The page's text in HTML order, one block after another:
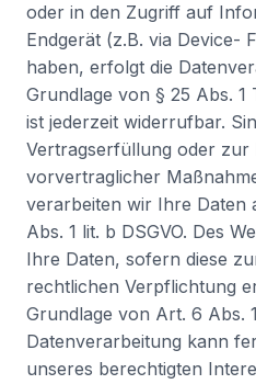
oder in den Zugriff auf
Endgerät (z.B. via Device-
haben, erfolgt die
Grundlage von § 25 Abs. 1
ist jederzeit widerrufbar.
Vertragserfüllung oder
vorvertraglicher
verarbeiten wir Ihre Daten
Abs. 1 lit. b DSGVO. Des
Ihre Daten, sofern diese
rechtlichen Verpflichtung
Grundlage von Art. 6 Abs.
Datenverarbeitung kann
unseres berechtigten